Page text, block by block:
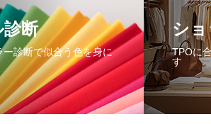
断
ー診断で似合う色を身に
シ
TPOに
す